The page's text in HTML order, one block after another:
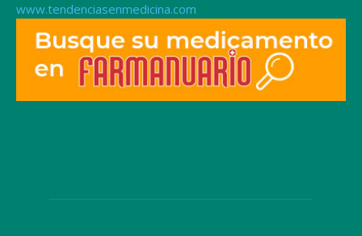
www.tendenciasenmedicina.com